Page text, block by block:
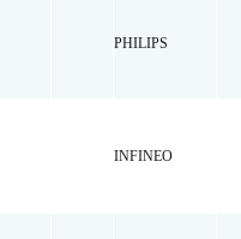
PHILIPS
INFINEO